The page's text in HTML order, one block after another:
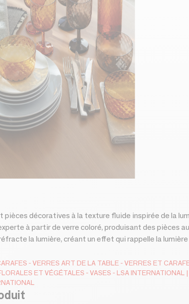
pièces décoratives à la texture fluide inspirée de la
à partir de verre coloré, produisant des pièces
la lumière, créant un effet qui rappelle la
et les bois.
VERRES ART DE LA TABLE VERRES ET
ET VÉGÉTALES VASES
LSA INTERNATIONAL